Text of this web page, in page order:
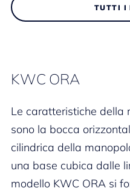
TUTTI I
KWC ORA
Le caratteristiche della
sono la bocca
cilindrica della
una base cubica dalle
modello KWC ORA si